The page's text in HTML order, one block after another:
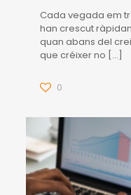
Cada vegada em
han crescut
quan abans del
que créixer no […]
0